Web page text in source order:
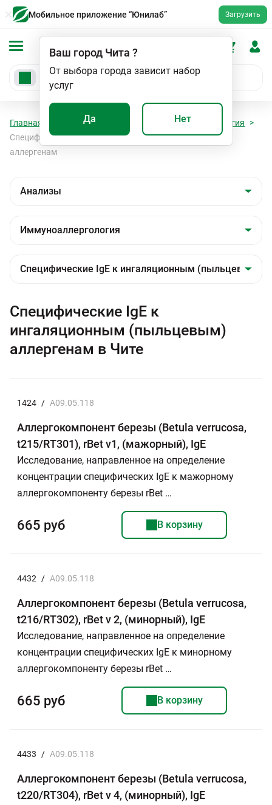
Мобильное приложение “Юнилаб” Загрузить
Ваш город Чита ?
От выбора города зависит набор
услуг
Да Нет
Главная Анализы
Иммуноаллергология
Специфические IgE к ингаляционным (пыльцевым)
аллергенам
Специфические IgE к
ингаляционным (пыльцевым)
аллергенам в Чите
1424 / A09.05.118
Аллергокомпонент березы (Betula verrucosa,
t215/RT301), rBet v1, (мажорный), IgE
Исследование, направленное на определение
концентрации специфических IgE к мажорному
аллергокомпоненту березы rBet …
665 руб В корзину
4432 / A09.05.118
Аллергокомпонент березы (Betula verrucosa,
t216/RT302), rBet v 2, (минорный), IgE
Исследование, направленное на определение
концентрации специфических IgE к минорному
аллергокомпоненту березы rBet …
665 руб В корзину
4433 / A09.05.118
Аллергокомпонент березы (Betula verrucosa,
t220/RT304), rBet v 4, (минорный), IgE